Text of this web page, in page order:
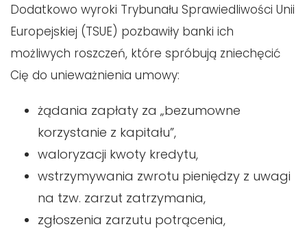
Dodatkowo wyroki Trybunału Sprawiedliwości Unii
Europejskiej (TSUE) pozbawiły banki ich
możliwych roszczeń, które spróbują zniechęcić
Cię do unieważnienia umowy:
żądania zapłaty za „bezumowne
korzystanie z kapitału”,
waloryzacji kwoty kredytu,
wstrzymywania zwrotu pieniędzy z uwagi
na tzw. zarzut zatrzymania,
zgłoszenia zarzutu potrącenia,